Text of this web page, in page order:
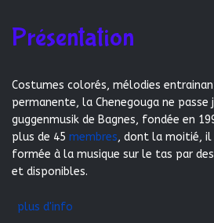
Présentation
Costumes colorés, mélodies
permanente, la Chenegouga ne passe
guggenmusik de Bagnes, fondée en
plus de 45 membres, dont la moitié,
formée à la musique sur le tas par
et disponibles.
plus d'info